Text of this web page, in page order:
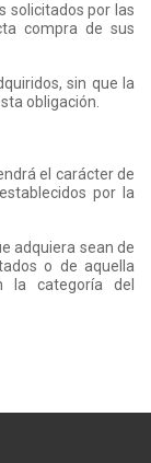
solicitados por las
compra de sus
sin que la
obligación.
el carácter de
por la
adquiera sean de
o de aquella
la categoría del